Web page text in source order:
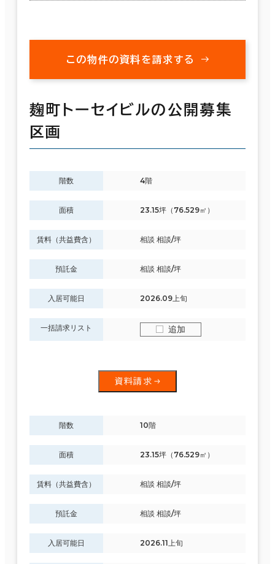
この物件の資料を請求する
麹町トーセイビルの公開募集
区画
階数 4階
面積 23.15坪（76.529㎡）
賃料（共益費含） 相談 相談/坪
預託金 相談 相談/坪
入居可能日 2026.09上旬
一括請求リスト 追加
資料請求
階数 10階
面積 23.15坪（76.529㎡）
賃料（共益費含） 相談 相談/坪
預託金 相談 相談/坪
入居可能日 2026.11上旬